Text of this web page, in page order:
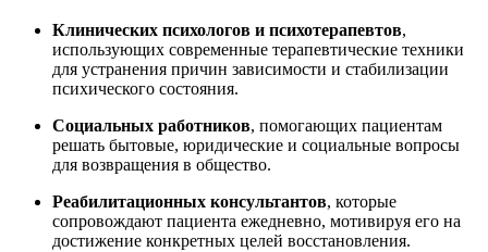
Клинических психологов и психотерапевтов,
использующих современные терапевтические техники
для устранения причин зависимости и стабилизации
психического состояния.
Социальных работников, помогающих пациентам
решать бытовые, юридические и социальные вопросы
для возвращения в общество.
Реабилитационных консультантов, которые
сопровождают пациента ежедневно, мотивируя его на
достижение конкретных целей восстановления.